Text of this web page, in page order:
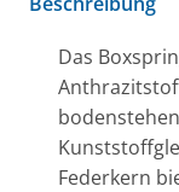
Das
Federkern